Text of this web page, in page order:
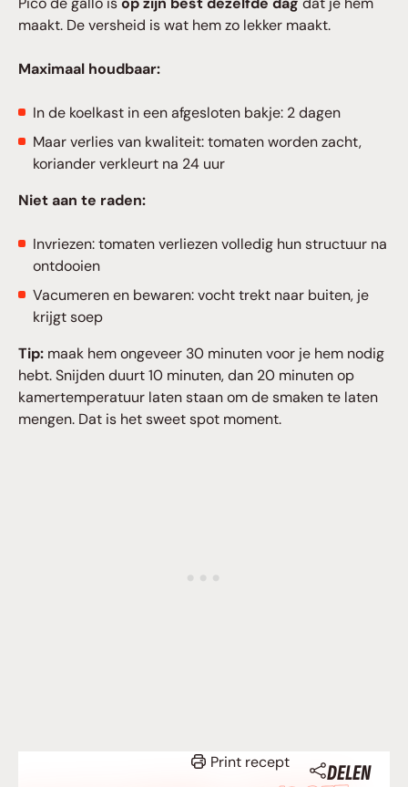
maakt. De versheid is wat hem zo lekker maakt.
Maximaal houdbaar:
In de koelkast in een afgesloten bakje: 2 dagen
Maar verlies van kwaliteit: tomaten worden zacht,
koriander verkleurt na 24 uur
Niet aan te raden:
Invriezen: tomaten verliezen volledig hun structuur na
ontdooien
Vacumeren en bewaren: vocht trekt naar buiten, je
krijgt soep
Tip: maak hem ongeveer 30 minuten voor je hem nodig
hebt. Snijden duurt 10 minuten, dan 20 minuten op
kamertemperatuur laten staan om de smaken te laten
mengen. Dat is het sweet spot moment.
Print recept DELEN